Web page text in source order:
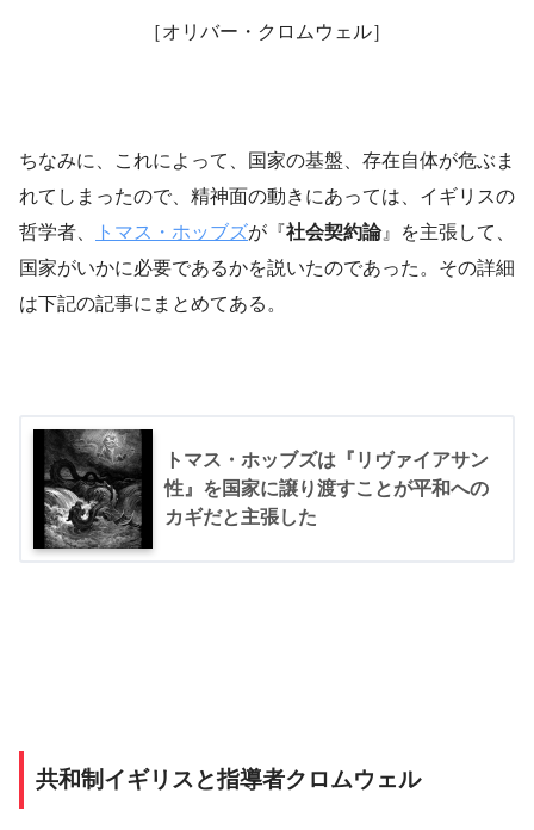
［オリバー・クロムウェル］
ちなみに、これによって、国家の基盤、存在自体が危ぶま
れてしまったので、精神面の動きにあっては、イギリスの
哲学者、
トマス・ホッブズが『社会契約論』を主張して、
国家がいかに必要であるかを説いたのであった。その詳細
は下記の記事にまとめてある。
トマス・ホッブズは『リヴァイアサン
性』を国家に譲り渡すことが平和への
カギだと主張した
共和制イギリスと指導者クロムウェル